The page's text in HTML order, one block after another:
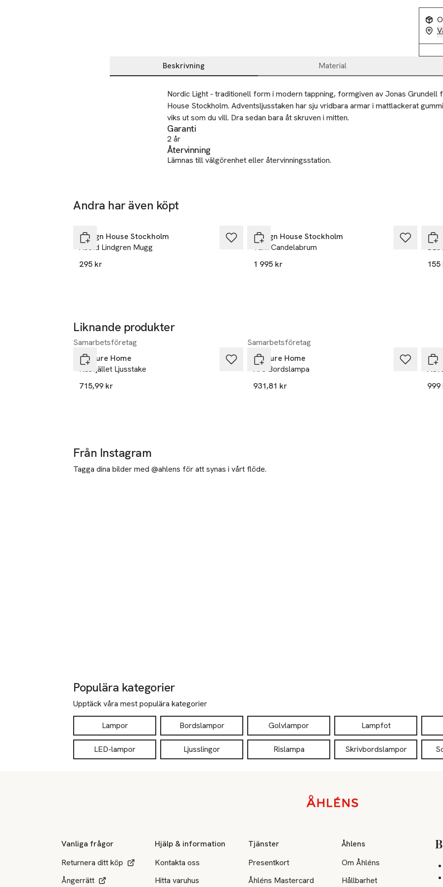
Beskrivning Material
Beskrivning
Nordic Light - traditionell form i modern tappning, formgiven av Jonas Grundell
House Stockholm. Adventsljusstaken har sju vridbara armar i mattlackerat
viks ut som du vill. Dra sedan bara åt skruven i mitten.
Garanti
2 år
Återvinning
Lämnas till välgörenhet eller återvinningsstation.
Andra har även köpt
Design House Stockholm
Astrid Lindgren Mugg
295 kr
Design House Stockholm
Turn Candelabrum
1 995 kr
Liknande produkter
Hoppa över bildspelet
Samarbetsföretag
Venture Home
Näsfjället Ljusstake
715,99 kr
Samarbetsföretag
Venture Home
Åre Bordslampa
931,81 kr
999
Från Instagram
Tagga dina bilder med @ahlens för att synas i vårt flöde.
Populära kategorier
Upptäck våra mest populära kategorier
Lampor Bordslampor Golvlampor Lampfot
LED-lampor Ljusslingor Rislampa Skrivbordslampor
Vanliga frågor
Returnera ditt köp
Ångerrätt
Hjälp & information
Kontakta oss
Hitta varuhus
Tjänster
Presentkort
Åhléns Mastercard
Åhlens
Om Åhléns
Hållbarhet